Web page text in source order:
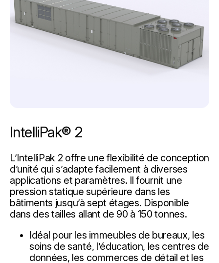
IntelliPak® 2
L’IntelliPak 2 offre une flexibilité de conception
d’unité qui s’adapte facilement à diverses
applications et paramètres. Il fournit une
pression statique supérieure dans les
bâtiments jusqu’à sept étages. Disponible
dans des tailles allant de 90 à 150 tonnes.
Idéal pour les immeubles de bureaux, les
soins de santé, l’éducation, les centres de
données, les commerces de détail et les